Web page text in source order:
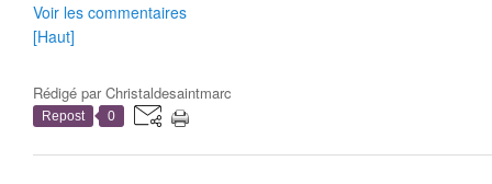
Voir les commentaires
[Haut]
Rédigé parChristaldesaintmarc
Repost 0